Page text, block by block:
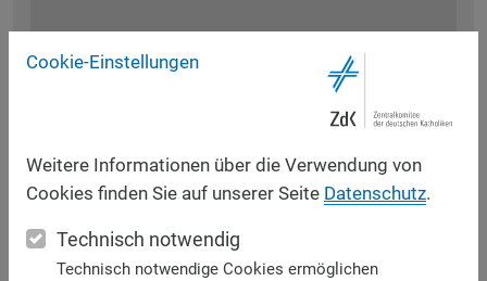
Cookie-Einstellungen
Weitere Informationen über die Verwendung von
Cookies finden Sie auf unserer Seite Datenschutz.
Technisch notwendig
Technisch notwendige Cookies ermöglichen